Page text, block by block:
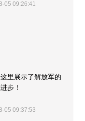
05 09:26:41
里展示了解放军的
步！
05 09:37:53